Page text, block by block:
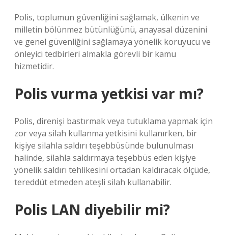
Polis, toplumun güvenliğini sağlamak, ülkenin ve
milletin bölünmez bütünlüğünü, anayasal düzenini
ve genel güvenliğini sağlamaya yönelik koruyucu ve
önleyici tedbirleri almakla görevli bir kamu
hizmetidir.
Polis vurma yetkisi var mı?
Polis, direnişi bastırmak veya tutuklama yapmak için
zor veya silah kullanma yetkisini kullanırken, bir
kişiye silahla saldırı teşebbüsünde bulunulması
halinde, silahla saldırmaya teşebbüs eden kişiye
yönelik saldırı tehlikesini ortadan kaldıracak ölçüde,
tereddüt etmeden ateşli silah kullanabilir.
Polis LAN diyebilir mi?